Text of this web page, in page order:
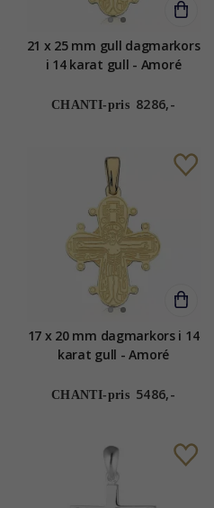
21 x 25 mm gull dagmarkors
i 14 karat gull - Amoré
CHANTI-pris 8286,-
17 x 20 mm dagmarkors i 14
karat gull - Amoré
CHANTI-pris 5486,-